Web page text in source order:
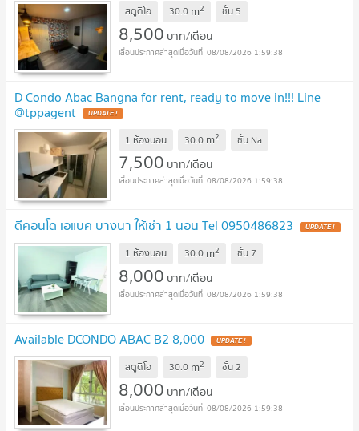
สตูดิโอ 30.0 m2 ชั้น 5
8,500 บาท/เดือน
08/08/2026 1:59:38
D Condo Abac Bangna for rent, ready to move in!!! Line
@tppagent
1 ห้องนอน 30.0 m2 ชั้น Na
7,500 บาท/เดือน
08/08/2026 1:59:38
ดีคอนโด เอแบค บางนา ให้เช่า 1 นอน Tel 0950486823
1 ห้องนอน 30.0 m2 ชั้น 7
8,000 บาท/เดือน
08/08/2026 1:59:38
Available DCONDO ABAC B2 8,000
สตูดิโอ 30.0 m2 ชั้น2
8,000 บาท/เดือน
08/08/2026 1:59:38